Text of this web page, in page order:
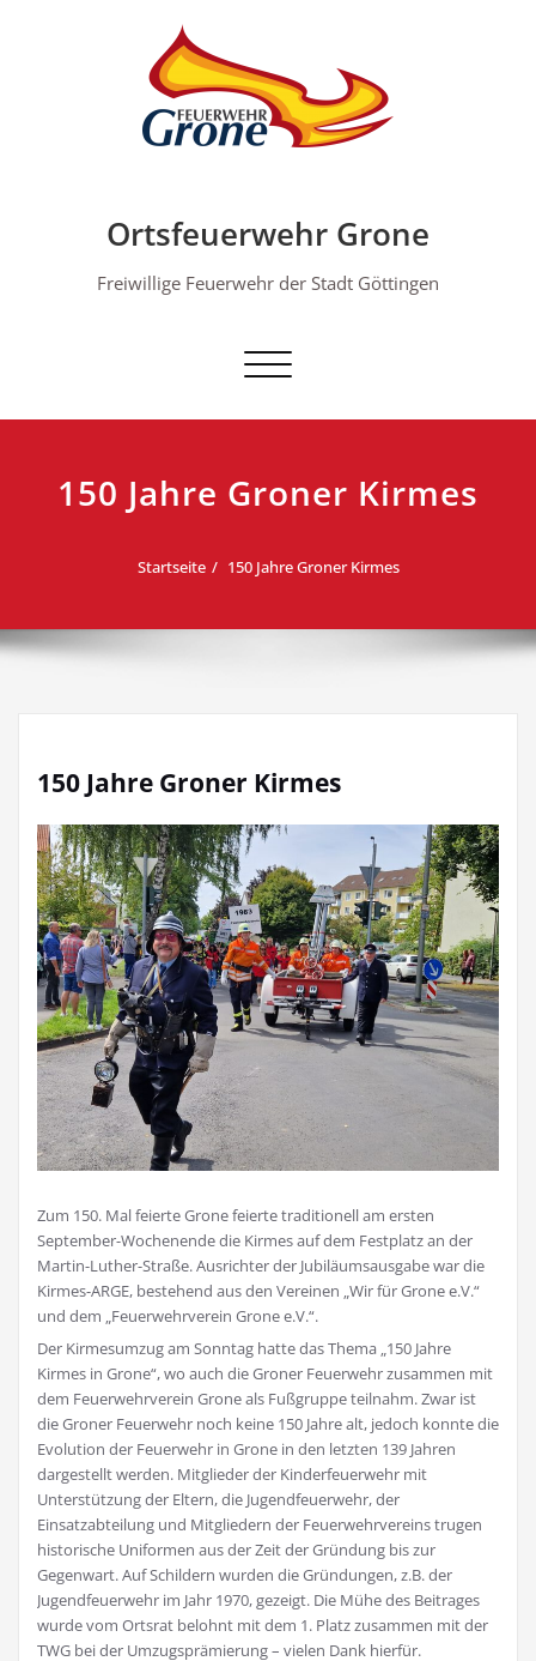
Ortsfeuerwehr Grone
Freiwillige Feuerwehr der Stadt Göttingen
Schalte Navigation
150 Jahre Groner Kirmes
Startseite 150 Jahre Groner Kirmes
150 Jahre Groner Kirmes
Zum 150. Mal feierte Grone feierte traditionell am ersten
September-Wochenende die Kirmes auf dem Festplatz an der
Martin-Luther-Straße. Ausrichter der Jubiläumsausgabe war die
Kirmes-ARGE, bestehend aus den Vereinen „Wir für Grone e.V.“
und dem „Feuerwehrverein Grone e.V.“.
Der Kirmesumzug am Sonntag hatte das Thema „150 Jahre
Kirmes in Grone“, wo auch die Groner Feuerwehr zusammen mit
dem Feuerwehrverein Grone als Fußgruppe teilnahm. Zwar ist
die Groner Feuerwehr noch keine 150 Jahre alt, jedoch konnte die
Evolution der Feuerwehr in Grone in den letzten 139 Jahren
dargestellt werden. Mitglieder der Kinderfeuerwehr mit
Unterstützung der Eltern, die Jugendfeuerwehr, der
Einsatzabteilung und Mitgliedern der Feuerwehrvereins trugen
historische Uniformen aus der Zeit der Gründung bis zur
Gegenwart. Auf Schildern wurden die Gründungen, z.B. der
Jugendfeuerwehr im Jahr 1970, gezeigt. Die Mühe des Beitrages
wurde vom Ortsrat belohnt mit dem 1. Platz zusammen mit der
TWG bei der Umzugsprämierung – vielen Dank hierfür.